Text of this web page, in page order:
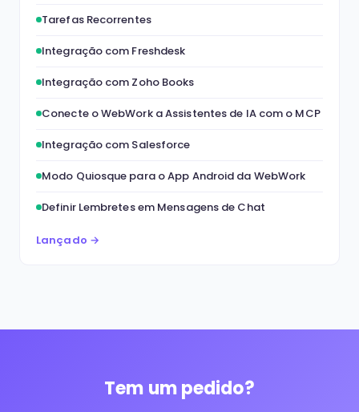
Tarefas Recorrentes
Integração com Freshdesk
Integração com Zoho Books
Conecte o WebWork a Assistentes de IA com o MCP
Integração com Salesforce
Modo Quiosque para o App Android da WebWork
Definir Lembretes em Mensagens de Chat
Lançado →
Tem um pedido?